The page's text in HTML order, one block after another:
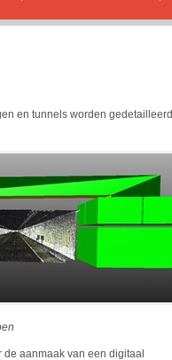
en tunnels worden gedetailleerd
aanmaak van een digitaal